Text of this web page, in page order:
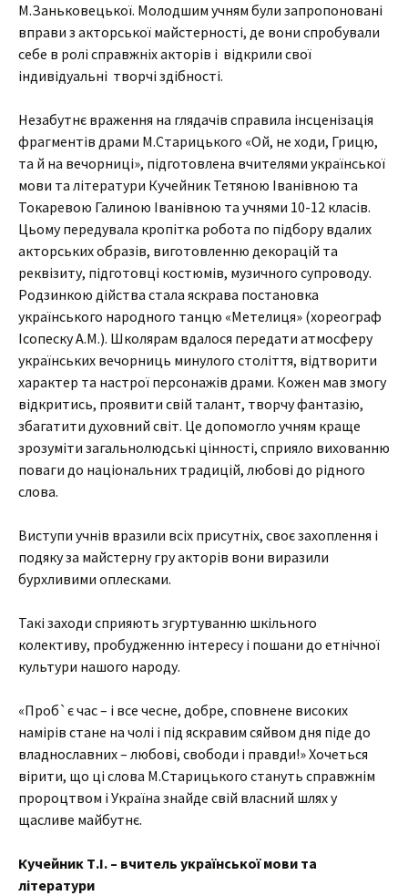
М.Заньковецької. Молодшим учням були запропоновані
вправи з акторської майстерності, де вони спробували
себе в ролі справжніх акторів і відкрили свої
індивідуальні творчі здібності.
Незабутнє враження на глядачів справила інсценізація
фрагментів драми М.Старицького «Ой, не ходи, Грицю,
та й на вечорниці», підготовлена вчителями української
мови та літератури Кучейник Тетяною Іванівною та
Токаревою Галиною Іванівною та учнями 10-12 класів.
Цьому передувала кропітка робота по підбору вдалих
акторських образів, виготовленню декорацій та
реквізиту, підготовці костюмів, музичного супроводу.
Родзинкою дійства стала яскрава постановка
українського народного танцю «Метелиця» (хореограф
Ісопеску А.М.). Школярам вдалося передати атмосферу
українських вечорниць минулого століття, відтворити
характер та настрої персонажів драми. Кожен мав змогу
відкритись, проявити свій талант, творчу фантазію,
збагатити духовний світ. Це допомогло учням краще
зрозуміти загальнолюдські цінності, сприяло вихованню
поваги до національних традицій, любові до рідного
слова.
Виступи учнів вразили всіх присутніх, своє захоплення і
подяку за майстерну гру акторів вони виразили
бурхливими оплесками.
Такі заходи сприяють згуртуванню шкільного
колективу, пробудженню інтересу і пошани до етнічної
культури нашого народу.
«Проб`є час – і все чесне, добре, сповнене високих
намірів стане на чолі і під яскравим сяйвом дня піде до
владнославних – любові, свободи і правди!» Хочеться
вірити, що ці слова М.Старицького стануть справжнім
пророцтвом і Україна знайде свій власний шлях у
щасливе майбутнє.
Кучейник Т.І. – вчитель української мови та
літератури